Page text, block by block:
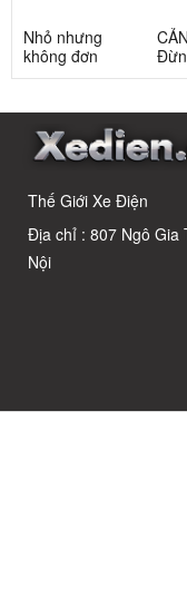
Nhỏ nhưng
không đơn
giản: Sự thật
học sinh cấp 2
Thế Giới Xe Điện
Địa chỉ : 807 Ngô Gia
Nội